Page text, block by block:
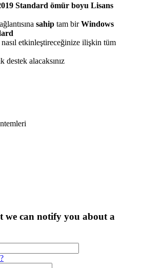
Standard ömür boyu Lisans
sahip tam birWindows
nasıl etkinleştireceğinize ilişkin tüm
destek alacaksınız
we can notify you about a